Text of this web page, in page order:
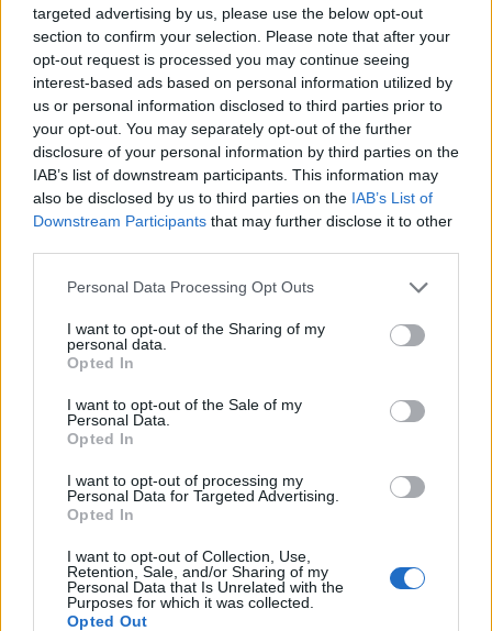
targeted advertising by us, please use the below opt-out
section to confirm your selection. Please note that after your
opt-out request is processed you may continue seeing
interest-based ads based on personal information utilized by
us or personal information disclosed to third parties prior to
your opt-out. You may separately opt-out of the further
disclosure of your personal information by third parties on the
IAB’s list of downstream participants. This information may
also be disclosed by us to third parties on the IAB’s List of
Downstream Participants that may further disclose it to other
Please note that this website/app uses one or more Google
not limited to your visit or usage behaviour. You may click to
grant or deny consent to Google and its third-party tags to
use your data for below specified purposes in below Google
consent section.
Personal Data Processing Opt Outs
I want to opt-out of the Sharing of my
personal data.
Opted In
I want to opt-out of the Sale of my
Personal Data.
Opted In
I want to opt-out of processing my
Personal Data for Targeted Advertising.
Opted In
I want to opt-out of Collection, Use,
Retention, Sale, and/or Sharing of my
Personal Data that Is Unrelated with the
Purposes for which it was collected.
Opted Out
TELEVISIONE
Speed Friending in English: l’evento per fare amicizie
genuine a Verona
Cristian Castiglioni · 7 Ago 2026
TELEVISIONE